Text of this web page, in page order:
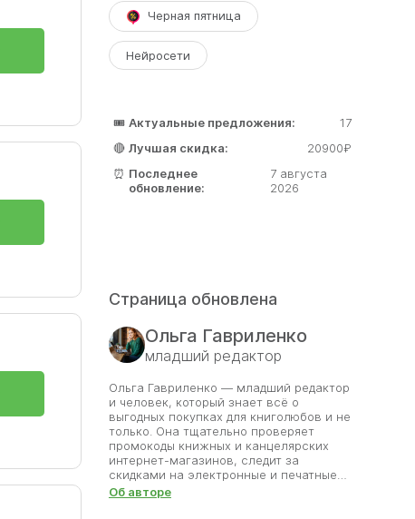
Черная пятница
Нейросети
🎟️ Актуальные предложения:
17
🔴 Лучшая скидка:
20900₽
⏰ Последнее
обновление:
7 августа
2026
Страница обновлена
Ольга Гавриленко
младший редактор
Ольга Гавриленко — младший редактор
и человек, который знает всё о
выгодных покупках для книголюбов и не
только. Она тщательно проверяет
промокоды книжных и канцелярских
интернет-магазинов, следит за
скидками на электронные и печатные
издания, а также за промокодами
различных развлекательных сервисов.
Об авторе